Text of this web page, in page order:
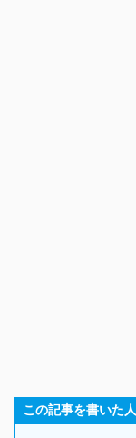
この記事を書いた人